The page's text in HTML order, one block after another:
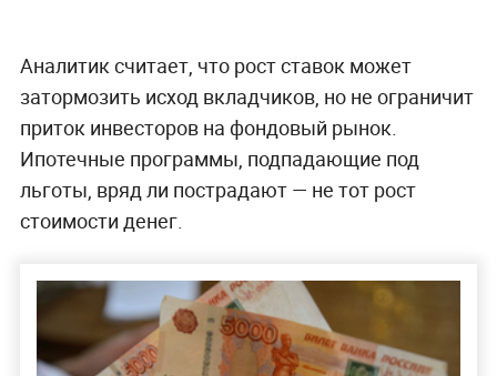
Аналитик считает, что рост ставок может
затормозить исход вкладчиков, но не ограничит
приток инвесторов на фондовый рынок.
Ипотечные программы, подпадающие под
льготы, вряд ли пострадают — не тот рост
стоимости денег.